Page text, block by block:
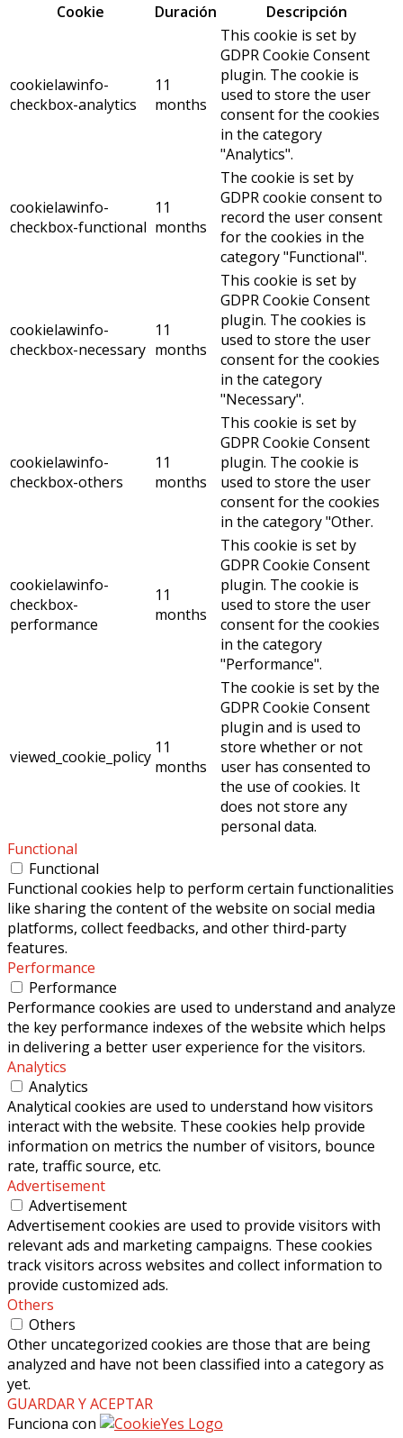
Cookie
Duración Descripción
cookielawinfo-
checkbox-analytics
11
months
This cookie is set by
GDPR Cookie Consent
plugin. The cookie is
used to store the user
consent for the cookies
in the category
"Analytics".
cookielawinfo-
checkbox-functional
11
months
The cookie is set by
GDPR cookie consent to
record the user consent
for the cookies in the
category "Functional".
cookielawinfo-
checkbox-necessary
11
months
This cookie is set by
GDPR Cookie Consent
plugin. The cookies is
used to store the user
consent for the cookies
in the category
"Necessary".
cookielawinfo-
checkbox-others
11
months
This cookie is set by
GDPR Cookie Consent
plugin. The cookie is
used to store the user
consent for the cookies
in the category "Other.
cookielawinfo-
checkbox-
performance
11
months
This cookie is set by
GDPR Cookie Consent
plugin. The cookie is
used to store the user
consent for the cookies
in the category
"Performance".
viewed_cookie_policy 11
months
The cookie is set by the
GDPR Cookie Consent
plugin and is used to
store whether or not
user has consented to
the use of cookies. It
does not store any
personal data.
Functional
Functional
Functional cookies help to perform certain functionalities
like sharing the content of the website on social media
platforms, collect feedbacks, and other third-party
features.
Performance
Performance
Performance cookies are used to understand and analyze
the key performance indexes of the website which helps
in delivering a better user experience for the visitors.
Analytics
Analytics
Analytical cookies are used to understand how visitors
interact with the website. These cookies help provide
information on metrics the number of visitors, bounce
rate, traffic source, etc.
Advertisement
Advertisement
Advertisement cookies are used to provide visitors with
relevant ads and marketing campaigns. These cookies
track visitors across websites and collect information to
provide customized ads.
Others
Others
Other uncategorized cookies are those that are being
analyzed and have not been classified into a category as
yet.
GUARDAR Y ACEPTAR
Funciona con